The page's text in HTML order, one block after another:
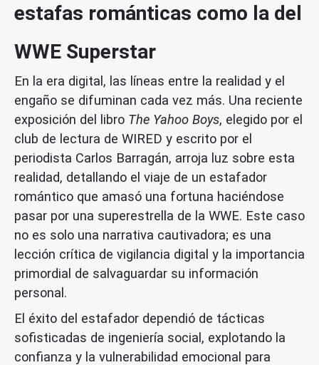
estafas románticas como la del
WWE Superstar
En la era digital, las líneas entre la realidad y el
engaño se difuminan cada vez más. Una reciente
exposición del libro The Yahoo Boys, elegido por el
club de lectura de WIRED y escrito por el
periodista Carlos Barragán, arroja luz sobre esta
realidad, detallando el viaje de un estafador
romántico que amasó una fortuna haciéndose
pasar por una superestrella de la WWE. Este caso
no es solo una narrativa cautivadora; es una
lección crítica de vigilancia digital y la importancia
primordial de salvaguardar su información
personal.
El éxito del estafador dependió de tácticas
sofisticadas de ingeniería social, explotando la
confianza y la vulnerabilidad emocional para